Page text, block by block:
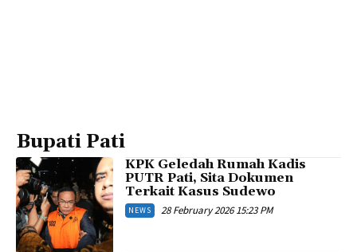
Bupati Pati
KPK Geledah Rumah Kadis
PUTR Pati, Sita Dokumen
Terkait Kasus Sudewo
NEWS 28 February 2026 15:23 PM